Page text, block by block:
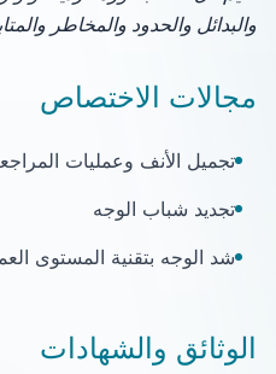
والبدائل والحدود والمخاطر
مجالات الاختصاص
تجميل الأنف وعمليات
تجديد شباب الوجه
شد الوجه بتقنية المستوى
الوثائق والشهادات